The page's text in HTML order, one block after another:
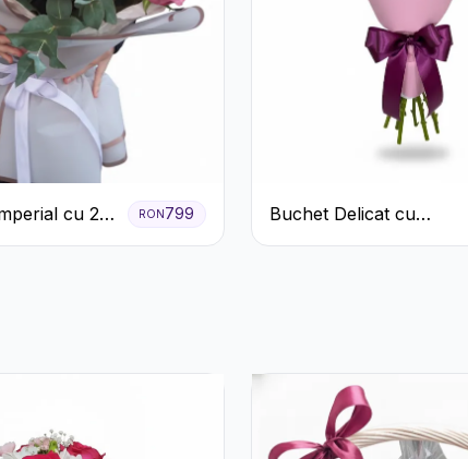
cu 25
RON799
Buchet Delicat cu
Crizanteme Albe și